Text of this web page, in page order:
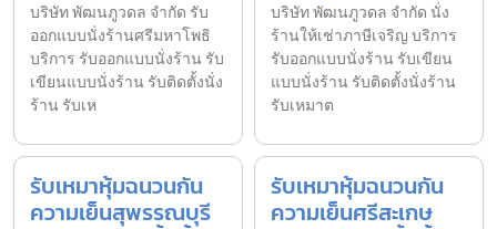
บริษัท พัฒนภูวดล จำกัด รับ
ออกแบบนั่งร้านศรีมหาโพธิ
บริการ รับออกแบบนั่งร้าน รับ
เขียนแบบนั่งร้าน รับติดตั้งนั่ง
ร้าน รับเห
บริษัท พัฒนภูวดล จำกัด นั่ง
ร้านให้เช่าภาษีเจริญ บริการ
รับออกแบบนั่งร้าน รับเขียน
แบบนั่งร้าน รับติดตั้งนั่งร้าน
รับเหมาต
รับเหมาหุ้มฉนวนกัน
ความเย็นสุพรรณบุรี
รับเหมาหุ้มฉนวนกัน
ความเย็นศรีสะเกษ